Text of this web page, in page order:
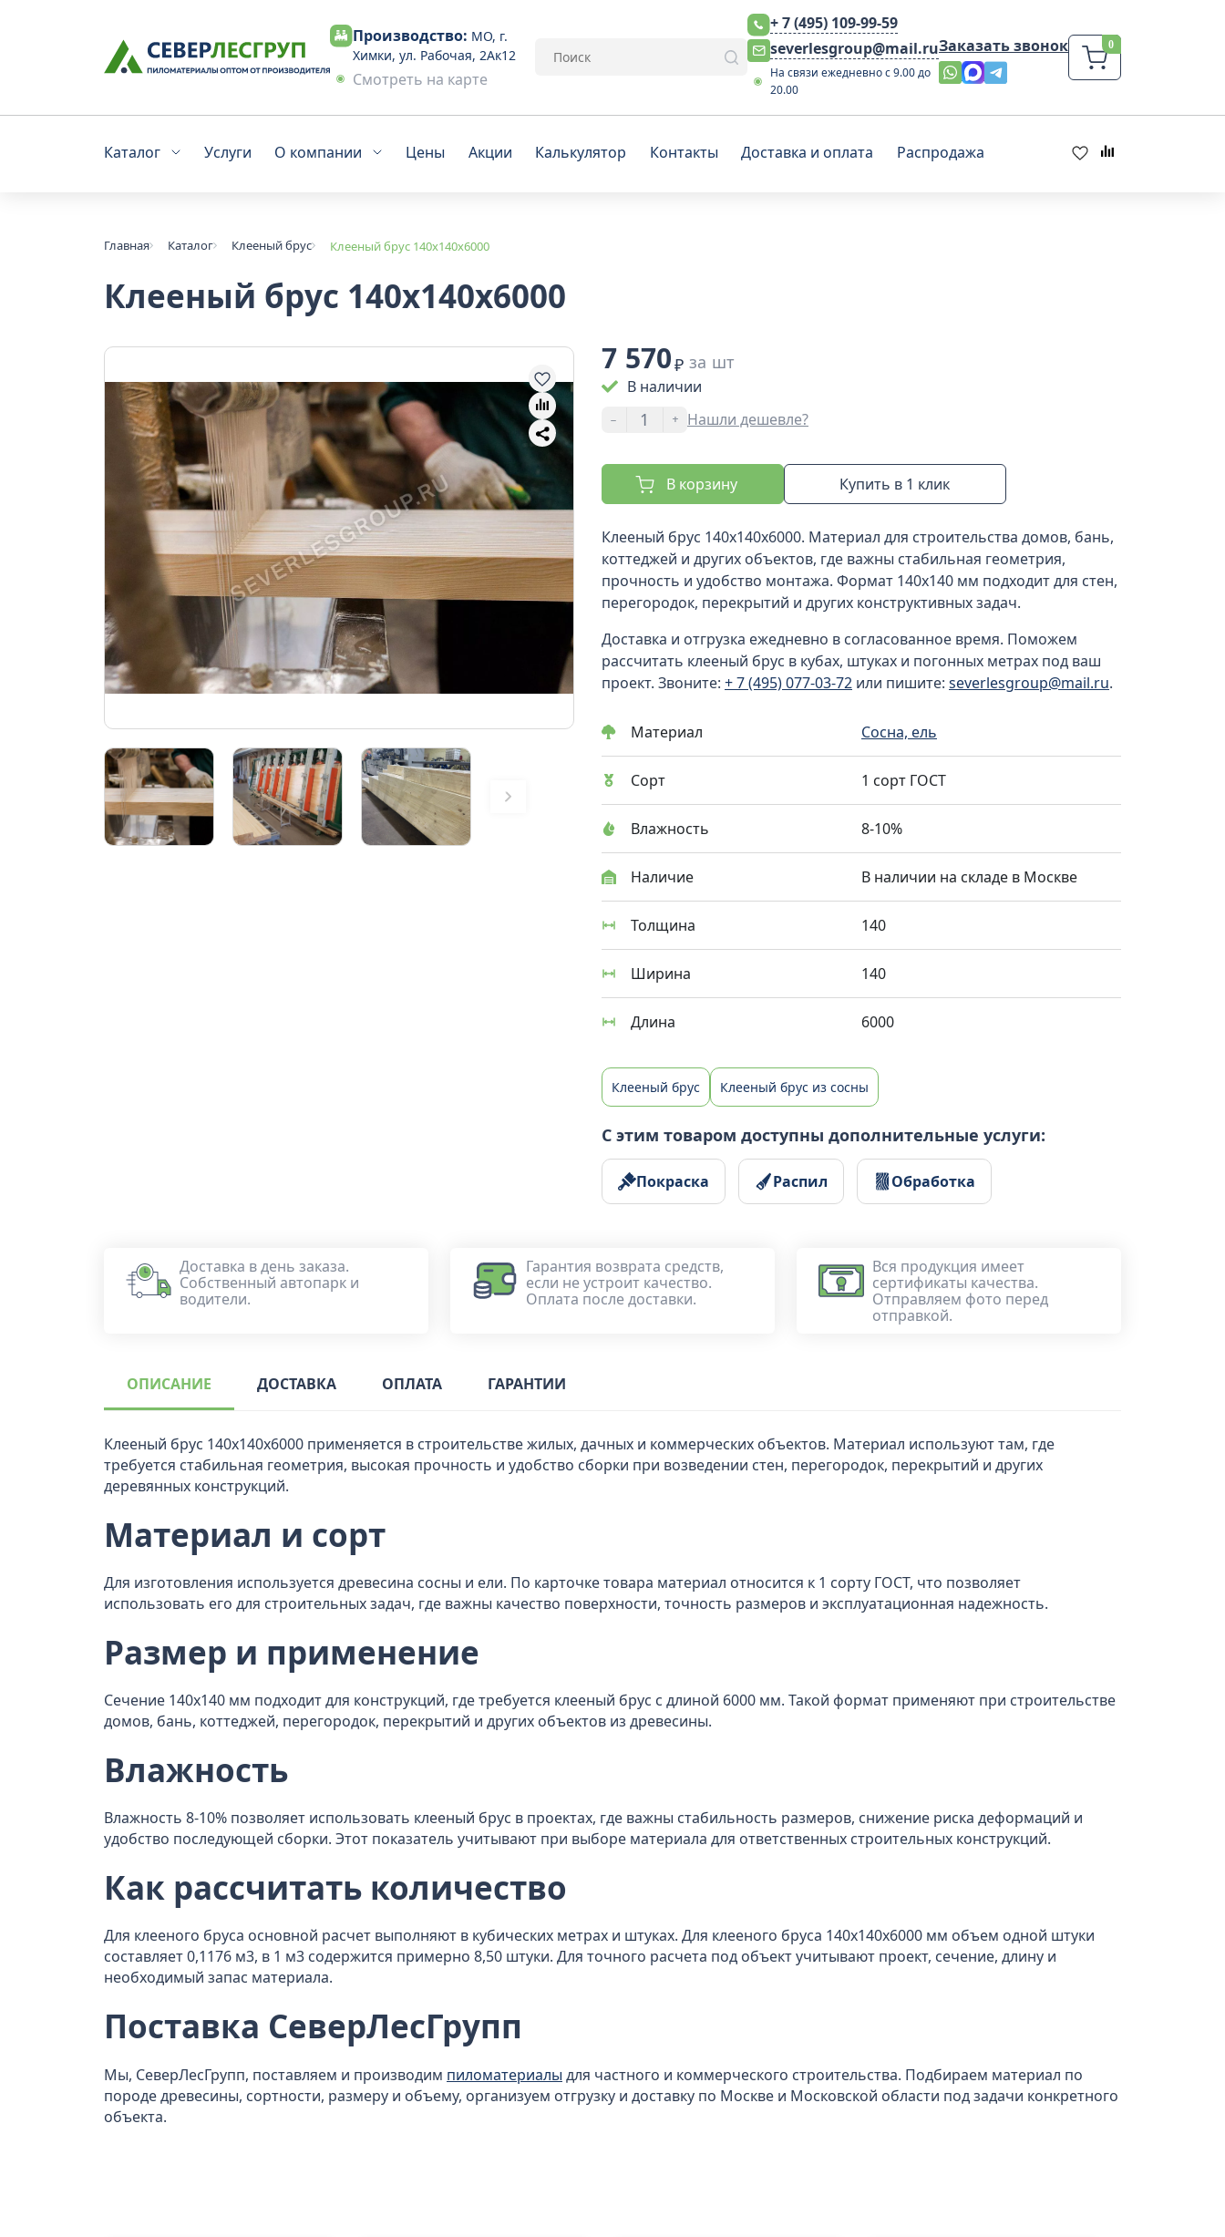
Производство: МО, г.
Химки, ул. Рабочая, 2Ак12
Смотреть на карте
+ 7 (495) 109-99-59
severlesgroup@mail.ru
На связи ежедневно с 9.00 до
20.00
Заказать звонок
Каталог Услуги О компании Цены Акции Калькулятор Контакты Доставка и оплата Распродажа
Главная Каталог Клееный брус Клееный брус 140x140x6000
Клееный брус 140x140x6000
7 570 ₽ за шт
В наличии
-
+ Нашли дешевле?
В корзину Купить в 1 клик
Клееный брус 140x140x6000. Материал для строительства домов, бань,
коттеджей и других объектов, где важны стабильная геометрия,
прочность и удобство монтажа. Формат 140x140 мм подходит для стен,
перегородок, перекрытий и других конструктивных задач.
Доставка и отгрузка ежедневно в согласованное время. Поможем
рассчитать клееный брус в кубах, штуках и погонных метрах под ваш
проект. Звоните: + 7 (495) 077-03-72 или пишите: severlesgroup@mail.ru.
Материал Сосна, ель
Сорт 1 сорт ГОСТ
Влажность 8-10%
Наличие В наличии на складе в Москве
Толщина 140
Ширина 140
Длина 6000
Клееный брус Клееный брус из сосны
С этим товаром доступны дополнительные услуги:
Покраска Распил Обработка
Доставка в день заказа.
Собственный автопарк и
водители.
Гарантия возврата средств,
если не устроит качество.
Оплата после доставки.
Вся продукция имеет
сертификаты качества.
Отправляем фото перед
отправкой.
ОПИСАНИЕ ДОСТАВКА ОПЛАТА ГАРАНТИИ
Клееный брус 140x140x6000 применяется в строительстве жилых, дачных и коммерческих объектов. Материал используют там, где
требуется стабильная геометрия, высокая прочность и удобство сборки при возведении стен, перегородок, перекрытий и других
деревянных конструкций.
Материал и сорт
Для изготовления используется древесина сосны и ели. По карточке товара материал относится к 1 сорту ГОСТ, что позволяет
использовать его для строительных задач, где важны качество поверхности, точность размеров и эксплуатационная надежность.
Размер и применение
Сечение 140x140 мм подходит для конструкций, где требуется клееный брус с длиной 6000 мм. Такой формат применяют при строительстве
домов, бань, коттеджей, перегородок, перекрытий и других объектов из древесины.
Влажность
Влажность 8-10% позволяет использовать клееный брус в проектах, где важны стабильность размеров, снижение риска деформаций и
удобство последующей сборки. Этот показатель учитывают при выборе материала для ответственных строительных конструкций.
Как рассчитать количество
Для клееного бруса основной расчет выполняют в кубических метрах и штуках. Для клееного бруса 140x140x6000 мм объем одной штуки
составляет 0,1176 м3, в 1 м3 содержится примерно 8,50 штуки. Для точного расчета под объект учитывают проект, сечение, длину и
необходимый запас материала.
Поставка СеверЛесГрупп
Мы, СеверЛесГрупп, поставляем и производим пиломатериалы для частного и коммерческого строительства. Подбираем материал по
породе древесины, сортности, размеру и объему, организуем отгрузку и доставку по Москве и Московской области под задачи конкретного
объекта.